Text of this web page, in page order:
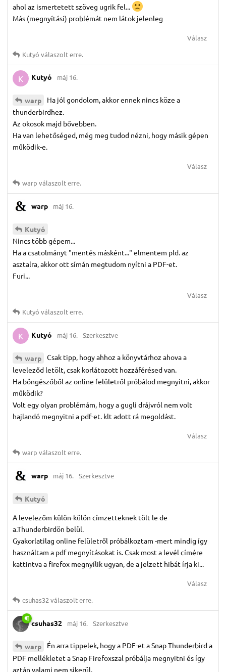
ahol az ismertetett szöveg ugrik fel...
Más (megnyítási) problémát nem látok jelenleg
Válasz
Kutyó válaszolt erre.
K Kutyó máj 16.
warp
Ha jól gondolom, akkor ennek nincs köze a
thunderbirdhez.
Az okosok majd bővebben.
Ha van lehetőséged, még meg tudod nézni, hogy másik gépen
működik-e.
Válasz
warp válaszolt erre.
warp máj 16.
Kutyó
Nincs több gépem...
Ha a csatolmányt "mentés másként..." elmentem pld. az
asztalra, akkor ott símán megtudom nyítni a PDF-et.
Furi...
Válasz
Kutyó válaszolt erre.
K Kutyó máj 16. Szerkesztve
warp
Csak tipp, hogy ahhoz a könyvtárhoz ahova a
leveleződ letölt, csak korlátozott hozzáférésed van.
Ha böngészőből az online felületről próbálod megnyitni, akkor
működik?
Volt egy olyan problémám, hogy a gugli drájvról nem volt
hajlandó megnyitni a pdf-et. klt adott rá megoldást.
Válasz
warp válaszolt erre.
warp máj 16. Szerkesztve
Kutyó
A levelezőm külön-külön címzetteknek tölt le de
a.Thunderbirdön belül.
Gyakorlatilag online felületről próbálkoztam -mert mindig így
használtam a pdf megnyításokat is. Csak most a levél címére
kattintva a firefox megnyílik ugyan, de a jelzett hibát írja ki...
Válasz
csuhas32 válaszolt erre.
csuhas32 máj 16. Szerkesztve
warp
Én arra tippelek, hogy a PDF-et a Snap Thunderbird a
PDF mellékletet a Snap Firefoxszal próbálja megnyitni és így
aztán valami nem sikerül.